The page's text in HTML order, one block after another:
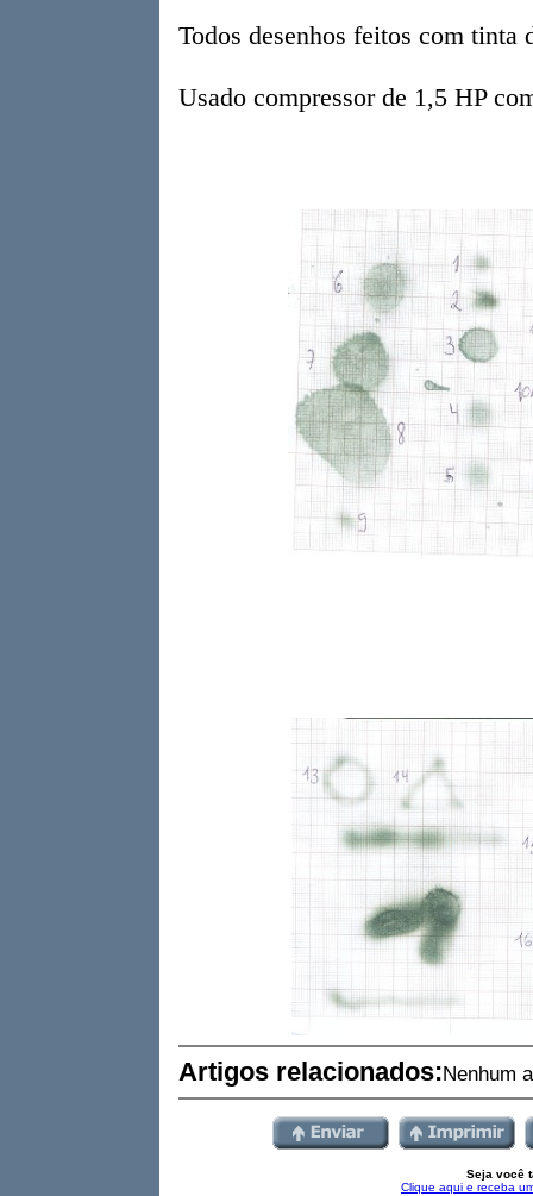
Todos desenhos feitos com tinta
Usado compressor de 1,5 HP
Artigos relacionados:Nenhum
Seja você
Clique aqui e receba